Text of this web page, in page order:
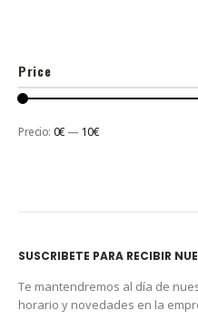
Price
Precio: 0€ — 10€
SUSCRIBETE PARA RECIBIR
Te mantendremos al día de
horario y novedades en la